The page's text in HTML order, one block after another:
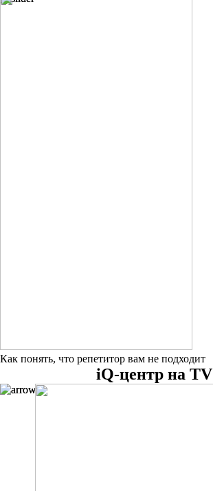
Как понять, что репетитор вам не подходит
iQ-центр на TV